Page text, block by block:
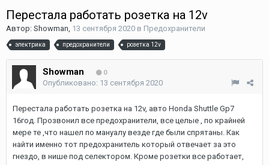
Перестала работать розетка на 12v
Автор: Showman, 13 сентября 2020 в Предохранители
электрика предохранители розетка 12v
Showman 0
Опубликовано: 13 сентября 2020
Перестала работать розетка на 12v, авто Honda Shuttle Gp7
16год. Прозвонил все предохранители, все целые , по крайней
мере те ,что нашел по мануалу везде где были спрятаны. Как
найти именно тот предохранитель который отвечает за это
гнездо, в нише под селектором. Кроме розетки все работает,